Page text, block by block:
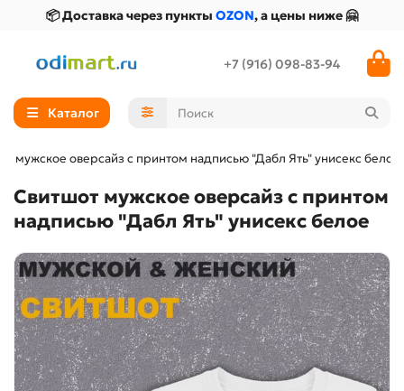
📦 Доставка через пункты OZON, а цены ниже 🤗
+7 (916) 098-83-94
Каталог
мужское оверсайз с принтом надписью "Дабл Ять" унисекс белое
Свитшот мужское оверсайз с принтом
надписью "Дабл Ять" унисекс белое